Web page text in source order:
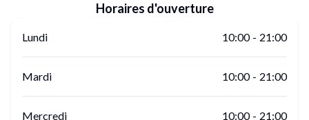
Horaires d'ouverture
Lundi 10:00 - 21:00
Mardi 10:00 - 21:00
Mercredi 10:00 - 21:00